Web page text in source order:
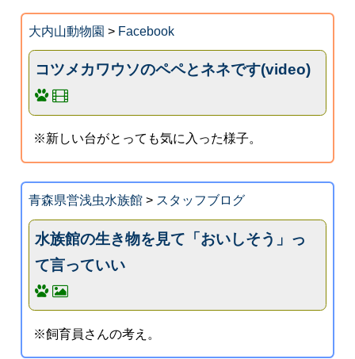
大内山動物園 > Facebook
コツメカワウソのペペとネネです(video)
※新しい台がとっても気に入った様子。
青森県営浅虫水族館> スタッフブログ
水族館の生き物を見て「おいしそう」っ
て言っていい
※飼育員さんの考え。